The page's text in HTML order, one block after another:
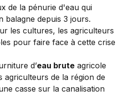
d’eau brute agricole
agriculteurs de la région de
casse sur la canalisation